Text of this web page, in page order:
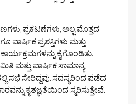
ಪ್ರಕಟಣೆಗಳು, ಅಲ್ಪ ಮೊತ್ತದ
ವಾರ್ಷಿಕ ಪ್ರಶಸ್ತಿಗಳು ಮತ್ತು
ಕೈಗೊಂಡಿತು.
ಮತ್ತು ವಾರ್ಷಿಕ ಸಾಮಾನ್ಯ
ಸಭೆ ಸೇರಿದ್ದವು. ಸದಸ್ಯರಿಂದ ಪಡೆದ
ಕೃತಜ್ಞತೆಯಿಂದ ಸ್ಮರಿಸುತ್ತೇವೆ.